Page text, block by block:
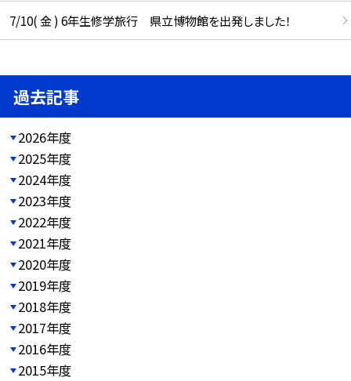
7/10( 金 ) 6年生修学旅行 県立博物館を出発しました！
過去記事
2026年度
2025年度
2024年度
2023年度
2022年度
2021年度
2020年度
2019年度
2018年度
2017年度
2016年度
2015年度